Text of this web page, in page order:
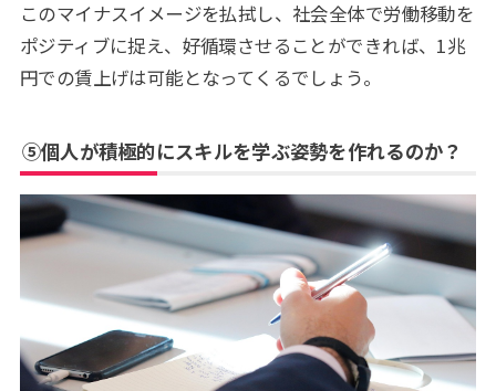
このマイナスイメージを払拭し、社会全体で労働移動を
ポジティブに捉え、好循環させることができれば、1兆
円での賃上げは可能となってくるでしょう。
⑤個人が積極的にスキルを学ぶ姿勢を作れるのか？